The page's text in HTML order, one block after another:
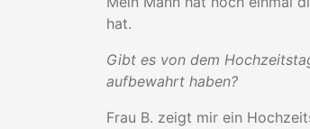
hat.
Gibt es von dem
aufbewahrt haben?
Frau B. zeigt mir ein